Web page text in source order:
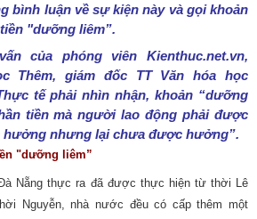
bình luận về sự kiện này và gọi khoản
"dưỡng liêm”.
của phóng viên Kienthuc.net.vn,
Thêm, giám đốc TT Văn hóa học
tế phải nhìn nhận, khoản “dưỡng
tiền mà người lao động phải được
nhưng lại chưa được hưởng”.
"dưỡng liêm”
Nẵng thực ra đã được thực hiện từ thời Lê
Nguyễn, nhà nước đều có cấp thêm một